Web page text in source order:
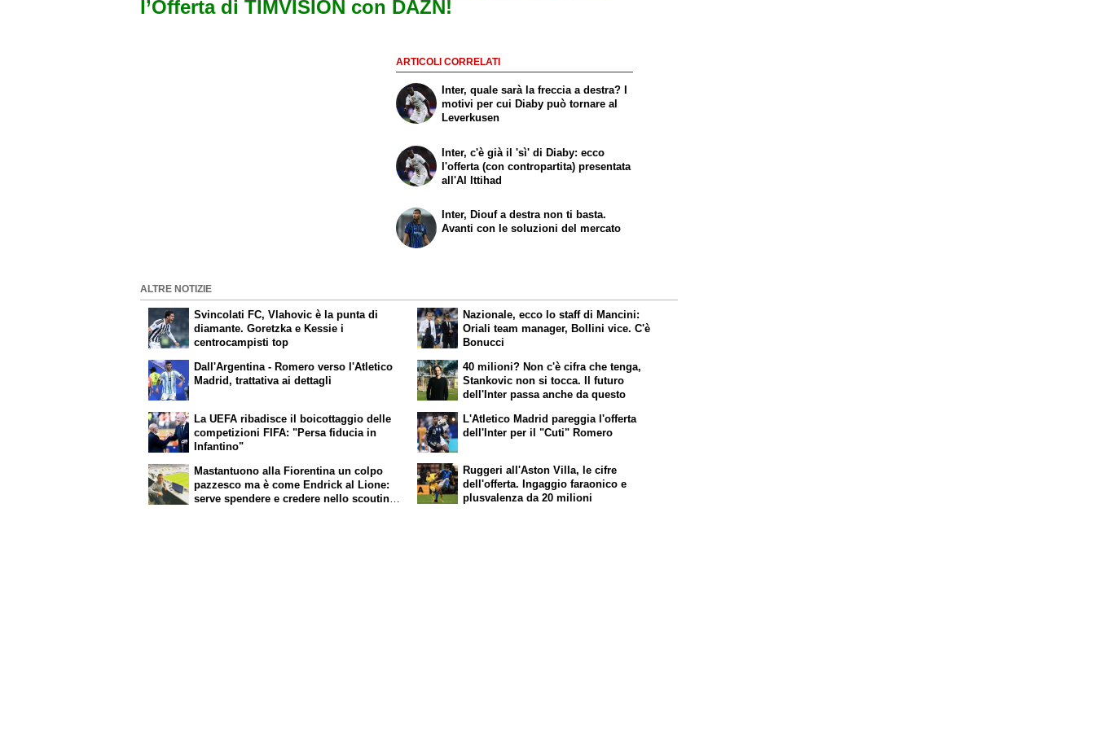
l’Offerta di TIMVISION con DAZN!
ARTICOLI CORRELATI
Inter, quale sarà la freccia a destra? I
motivi per cui Diaby può tornare al
Leverkusen
Inter, c'è già il 'sì' di Diaby: ecco
l'offerta (con contropartita) presentata
all'Al Ittihad
Inter, Diouf a destra non ti basta.
Avanti con le soluzioni del mercato
ALTRE NOTIZIE
Svincolati FC, Vlahovic è la punta di
diamante. Goretzka e Kessie i
centrocampisti top
Dall'Argentina - Romero verso l'Atletico
Madrid, trattativa ai dettagli
Nazionale, ecco lo staff di Mancini:
Oriali team manager, Bollini vice. C'è
Bonucci
40 milioni? Non c'è cifra che tenga,
Stankovic non si tocca. Il futuro
dell'Inter passa anche da questo
La UEFA ribadisce il boicottaggio delle
competizioni FIFA: "Persa fiducia in
Infantino"
Mastantuono alla Fiorentina un colpo
pazzesco ma è come Endrick al Lione:
serve spendere e credere nello scouting
L'Atletico Madrid pareggia l'offerta
dell'Inter per il "Cuti" Romero
Ruggeri all'Aston Villa, le cifre
dell'offerta. Ingaggio faraonico e
plusvalenza da 20 milioni